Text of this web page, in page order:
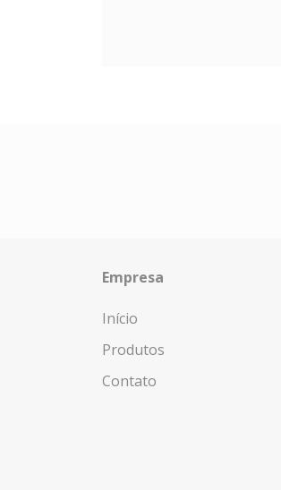
Empresa
Início
Produtos
Contato